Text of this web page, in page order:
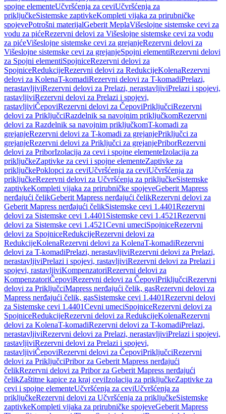
spojne elementeUčvršćenja za ceviUčvršćenja za
priključkeSistemske zaptivkeKompleti vijaka za prirubničke
spojevePotrošni materijalGeberit MeplaVišeslojne sistemske cevi za
vodu za pićeRezervni delovi za Višeslojne sistemske cevi za vodu
za pićeVišeslojne sistemske cevi za grejanjeRezervni delovi za
Višeslojne sistemske cevi za grejanjeSpojni elementiRezervni delovi
za Spojni elementiSpojniceRezervni delovi za
SpojniceRedukcijeRezervni delovi za RedukcijeKolenaRezervni
delovi za KolenaT-komadiRezervni delovi za T-komadiPrelazi,
nerastavljiviRezervni delovi za Prelazi, nerastavljiviPrelazi i spojevi,
rastavljiviRezervni delovi za Prelazi i spojevi,
rastavljiviČepoviRezervni delovi za ČepoviPriključciRezervni
delovi za PriključciRazdelnik sa navojnim priključkomRezervni
delovi za Razdelnik sa navojnim priključkomT-komadi za
grejanjeRezervni delovi za T-komadi za grejanjePriključci za
grejanjeRezervni delovi za Priključci za grejanjePriborRezervni
delovi za PriborIzolacija za cevi i spojne elementeIzolacija za
priključkeZaptivke za cevi i spojne elementeZaptivke za
priključkePoklopci za ceviUčvršćenja za ceviUčvršćenja za
priključkeRezervni delovi za Učvršćenja za priključkeSistemske
zaptivkeKompleti vijaka za prirubničke spojeveGeberit Mapress
nerđajući čelikGeberit Mapress nerđajući čelikRezervni delovi za
Geberit Mapress nerđajući čelikSistemske cevi 1.4401Rezervni
delovi za Sistemske cevi 1.4401 Sistemske cevi 1.4521Rezervni
delovi za Sistemske cevi 1.4521Cevni umeciSpojniceRezervni
delovi za SpojniceRedukcijeRezervni delovi za
RedukcijeKolenaRezervni delovi za KolenaT-komadiRezervni
delovi za T-komadiPrelazi, nerastavljiviRezervni delovi za Prelazi,
nerastavljiviPrelazi i spojevi, rastavljiviRezervni delovi za Prelazi i
spojevi, rastavljiviKompenzatoriRezervni delovi za
KompenzatoriČepoviRezervni delovi za ČepoviPriključciRezervni
delovi za PriključciMapress nerđajući čelik, gasRezervni delovi za
Mapress nerđajući čelik, gasSistemske cevi 1.4401Rezervni delovi
za Sistemske cevi 1.4401Cevni umeciSpojniceRezervni delovi za
SpojniceRedukcijeRezervni delovi za RedukcijeKolenaRezervni
delovi za KolenaT-komadiRezervni delovi za T-komadiPrelazi,
nerastavljiviRezervni delovi za Prelazi, nerastavljiviPrelazi i spojevi,
rastavljiviRezervni delovi za Prelazi i spojevi,
rastavljiviČepoviRezervni delovi za ČepoviPriključciRezervni
delovi za PriključciPribor za Geberit Mapress nerđajući
čelikRezervni delovi za Pribor za Geberit Mapress nerđajući
čelikZaštitne kapice za kraj ceviIzolacija za priključkeZaptivke za
cevi i spojne elementeUčvršćenja za ceviUčvršćenja za
priključkeRezervni delovi za Učvršćenja za priključkeSistemske
zaptivkeKompleti vijaka za prirubničke spojeveGeberit Mapress